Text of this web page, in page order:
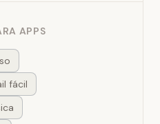
APPS
fácil